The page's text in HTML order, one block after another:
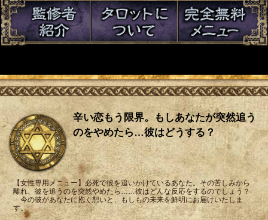
辛い恋もう限界。もしあなたが突然追う
のをやめたら…彼はどうする？
【女性専用メニュー】必死で彼を追いかけているあなた。その苦しみから
離れ、彼を追うのを突然やめたら……彼はどんな反応をするのでしょう？
今の彼があなたに抱く想いと、もしもの未来を鮮明にお届けいたしま
す。